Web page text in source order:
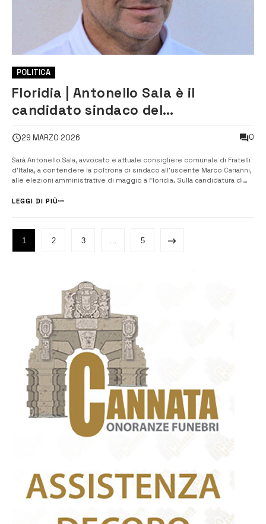
POLITICA
Floridia | Antonello Sala è il
candidato sindaco del
29 MARZO 2026 0
Sarà Antonello Sala, avvocato e attuale consigliere comunale di Fratelli
d’Italia, a contendere la poltrona di sindaco all’uscente Marco Carianni,
alle elezioni amministrative di maggio a Floridia. Sulla candidatura di
pubblica nell’aula consiliare. Si sono infatti regi...
LEGGI DI PIÙ
1 2 3 5